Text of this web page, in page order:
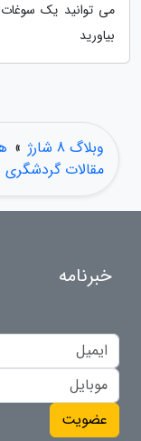
می توانید یک
بیاورید
وبلاگ 8 شارژ »
مقالات گردشگری
خبرنامه
عضویت